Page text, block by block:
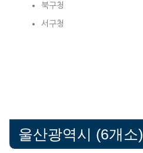
북구청
서구청
울산광역시 (6개소)